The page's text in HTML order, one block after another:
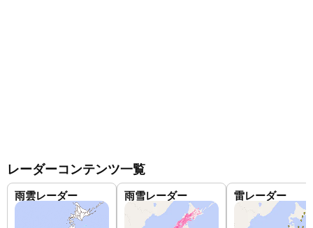
レーダーコンテンツ一覧
雨雲レーダー 雨雪レーダー 雷レーダー